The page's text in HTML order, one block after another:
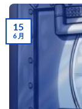
15
6 月